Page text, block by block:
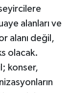
alanları ve
alanı değil,
olacak.
konser,